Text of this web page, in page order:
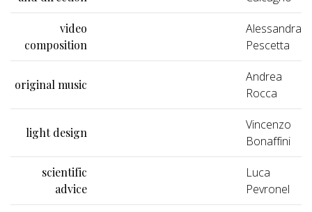
video
composition
Alessandra
Pescetta
original music
Andrea
Rocca
light design
Vincenzo
Bonaffini
scientific
advice
Luca
Pevronel